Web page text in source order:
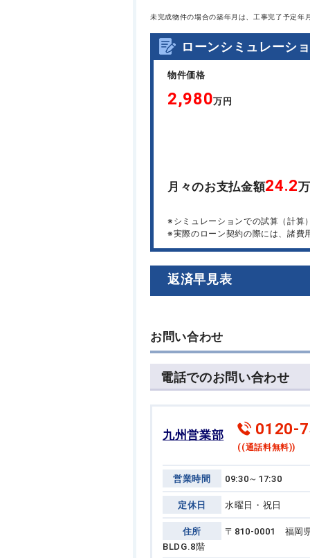
未完成物件の場合の築年月は、工事完了予定年
ローンシミュレーシ
物件価格
2,980万円
月々のお支払金額24.2
※シミュレーションでの試算（計算
※実際のローン契約の際には、諸費
返済早見表
お問い合わせ
電話でのお問い合わせ
九州営業部 0120-
((通話料無料))
営業時間 09:30～17:30
定休日 水曜日・祝日
住所
〒810-0001 福岡
BLDG.8階